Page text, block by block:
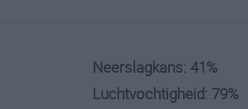
Neerslagkans: 41%
Luchtvochtigheid: 79%